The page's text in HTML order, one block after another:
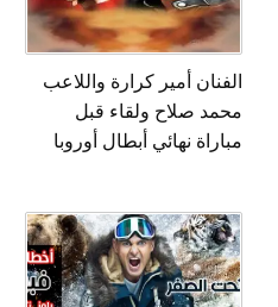
الفنان أمير كرارة واللاعب
محمد صلاح ولقاء قبل
مباراة نهائي أبطال أوروبا